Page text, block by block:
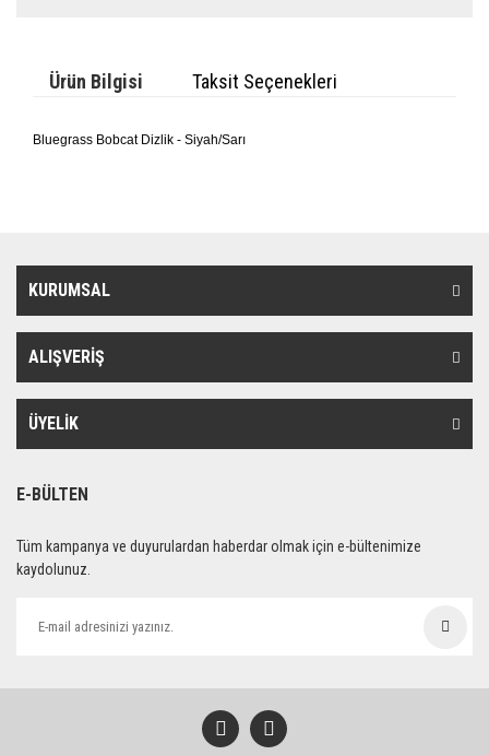
Ürün Bilgisi Taksit Seçenekleri
Bluegrass Bobcat Dizlik - Siyah/Sarı
KURUMSAL
ALIŞVERİŞ
ÜYELİK
E-BÜLTEN
Tüm kampanya ve duyurulardan haberdar olmak için e-bültenimize
kaydolunuz.